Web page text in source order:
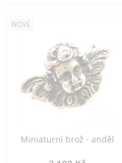
NOVÉ
Miniaturní brož - anděl